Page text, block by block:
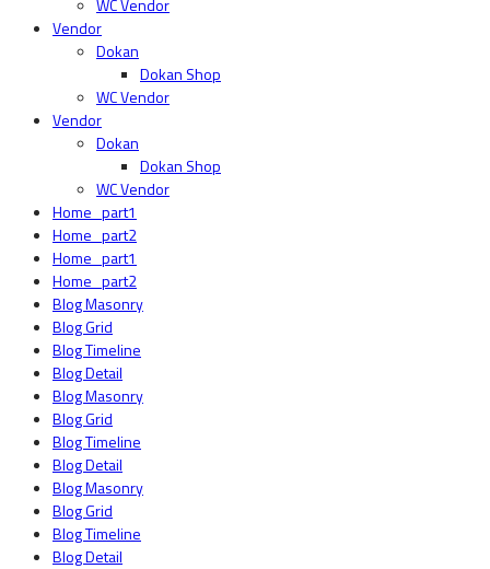
WC Vendor
Vendor
Dokan
Dokan Shop
WC Vendor
Vendor
Dokan
Dokan Shop
WC Vendor
Home_part1
Home_part2
Home_part1
Home_part2
Blog Masonry
Blog Grid
Blog Timeline
Blog Detail
Blog Masonry
Blog Grid
Blog Timeline
Blog Detail
Blog Masonry
Blog Grid
Blog Timeline
Blog Detail